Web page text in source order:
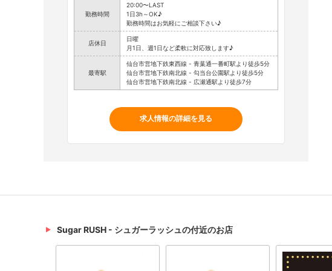
勤務時間
20:00〜LAST
1日3h～OK♪
勤務時間はお気軽にご相談下さい♪
店休日
日曜
月1日、週1日など柔軟に対応致します♪
最寄駅
仙台市営地下鉄東西線 - 青葉通一番町駅より徒歩5分
仙台市営地下鉄南北線 - 勾当台公園駅より徒歩5分
仙台市営地下鉄南北線 - 広瀬通駅より徒歩7分
求人情報の詳細を見る
Sugar RUSH - シュガーラッシュの付近のお店